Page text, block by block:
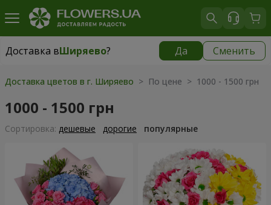
Доставка вШиряево? Да Сменить
Доставка вШиряево|
Доставка цветов в г. Ширяево > По цене > 1000 - 1500 грн
1000 - 1500 грн
Cортировка: дешевые дорогие популярные